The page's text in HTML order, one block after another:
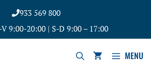
933 569 800
9:00-20:00 | S-D 9:00 – 17:00
MENU